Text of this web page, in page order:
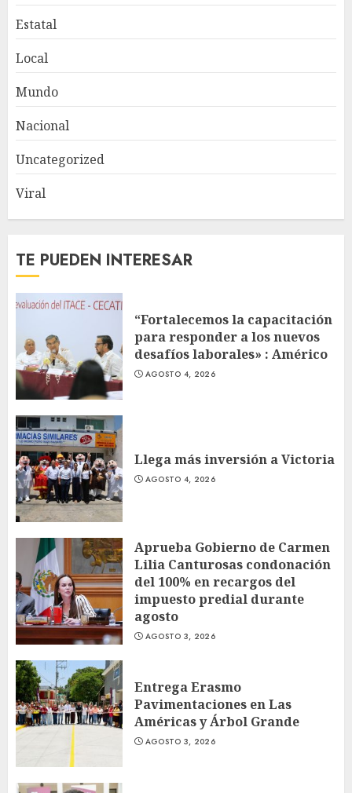
Estatal
Local
Mundo
Nacional
Uncategorized
Viral
TE PUEDEN INTERESAR
“Fortalecemos la capacitación
para responder a los nuevos
desafíos laborales» : Américo
AGOSTO 4, 2026
Llega más inversión a Victoria
AGOSTO 4, 2026
Aprueba Gobierno de Carmen
Lilia Canturosas condonación
del 100% en recargos del
impuesto predial durante
agosto
AGOSTO 3, 2026
Entrega Erasmo
Pavimentaciones en Las
Américas y Árbol Grande
AGOSTO 3, 2026